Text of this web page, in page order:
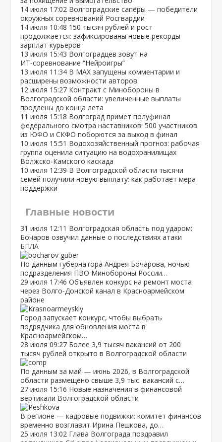
14 июля 17:02 Волгоградские сапёры — победители
окружных соревнований Росгвардии
14 июля 10:48 150 тысяч рублей и рост
продолжается: зафиксированы новые рекорды
зарплат курьеров
13 июля 15:43 Волгоградцев зовут на
ИТ‑соревнование “Нейроигры”
13 июля 11:34 В МАХ запущены комментарии и
расширены возможности авторов
12 июля 15:27 Контракт с Минобороны в
Волгоградской области: увеличенные выплаты
продлены до конца лета
11 июля 15:18 Волгоград примет полуфинал
федерального смотра наставников: 500 участников
из ЮФО и СКФО поборются за выход в финал
10 июля 15:51 Водохозяйственный прогноз: рабочая
группа оценила ситуацию на водохранилищах
Волжско‑Камского каскада
10 июля 12:39 В Волгоградской области тысячи
семей получили новую выплату: как работает мера
поддержки
Главные новости
31 июля 12:11 Волгоградская область под ударом:
Бочаров озвучил данные о последствиях атаки
БПЛА
По данным губернатора Андрея Бочарова, ночью
подразделения ПВО Минобороны России…
29 июля 17:46 Объявлен конкурс на ремонт моста
через Волго‑Донской канал в Красноармейском
районе
Город запускает конкурс, чтобы выбрать
подрядчика для обновления моста в
Красноармейском…
28 июля 09:27 Более 3,9 тысяч вакансий от 200
тысяч рублей открыто в Волгоградской области
По данным за май — июнь 2026, в Волгоградской
области размещено свыше 3,9 тыс. вакансий с…
27 июля 15:16 Новые назначения в финансовой
вертикали Волгоградской области
В регионе — кадровые подвижки: комитет финансов
временно возглавит Ирина Пешкова, до…
25 июля 13:02 Глава Волгограда поздравил